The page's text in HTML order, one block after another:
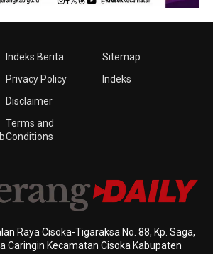
Indeks Berita
Privacy Policy
Disclaimer
Terms and
Conditions
Sitemap
Indeks
Raya Cisoka-Tigaraksa No. 88, Kp. Saga,
Caringin Kecamatan Cisoka Kabupaten